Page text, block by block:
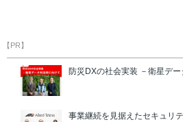
【PR】
防災DXの社会実装 －衛星デ
事業継続を見据えたセキュリ